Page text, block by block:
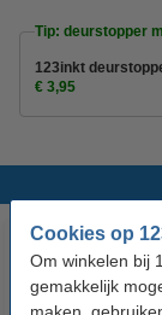
Cookies op
Om winkelen bij
gemakkelijk
maken,
Tip: deurstopper
123inkt
€ 3,95